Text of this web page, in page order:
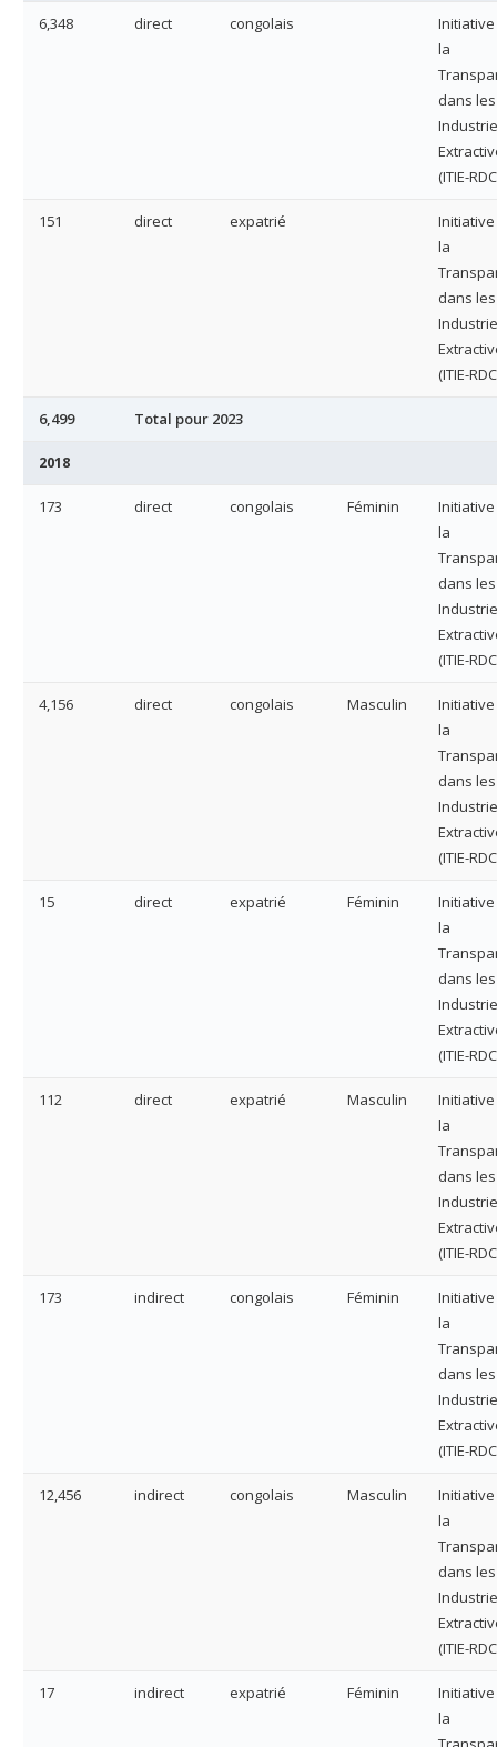
6,348 direct congolais
la
dans les
(ITIE-
151 direct expatrié
la
dans les
(ITIE-
6,499 Total pour 2023
2018
173 direct congolais Féminin
la
dans les
(ITIE-
4,156 direct congolais Masculin
la
dans les
(ITIE-
15 direct expatrié Féminin
la
dans les
(ITIE-
112 direct expatrié Masculin
la
dans les
(ITIE-
173 indirect congolais Féminin
la
dans les
(ITIE-
12,456 indirect congolais Masculin
la
dans les
(ITIE-
17 indirect expatrié Féminin
la